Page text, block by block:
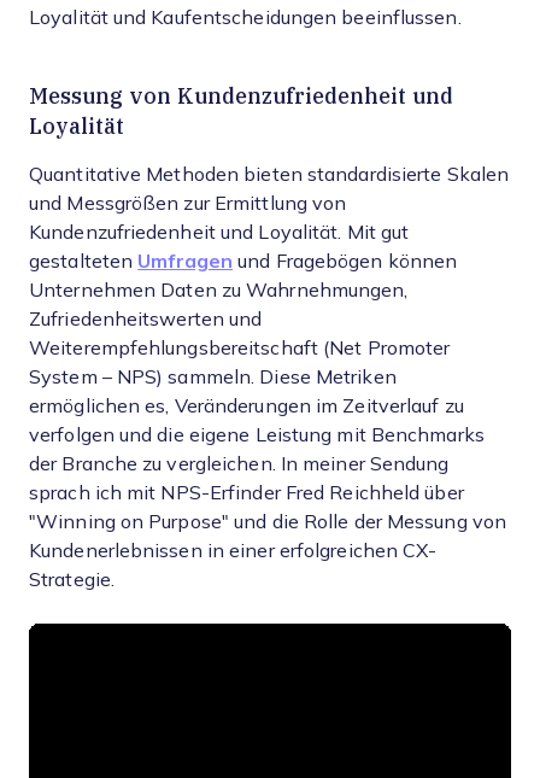
Loyalität und Kaufentscheidungen beeinflussen.
Messung von Kundenzufriedenheit und
Loyalität
Quantitative Methoden bieten standardisierte Skalen
und Messgrößen zur Ermittlung von
Kundenzufriedenheit und Loyalität. Mit gut
gestalteten Umfragen und Fragebögen können
Unternehmen Daten zu Wahrnehmungen,
Zufriedenheitswerten und
Weiterempfehlungsbereitschaft (Net Promoter
System – NPS) sammeln. Diese Metriken
ermöglichen es, Veränderungen im Zeitverlauf zu
verfolgen und die eigene Leistung mit Benchmarks
der Branche zu vergleichen. In meiner Sendung
sprach ich mit NPS-Erfinder Fred Reichheld über
"Winning on Purpose" und die Rolle der Messung von
Kundenerlebnissen in einer erfolgreichen CX-
Strategie.